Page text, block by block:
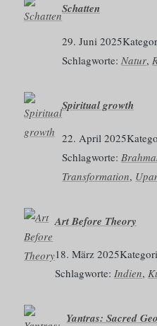
Schatten
29. Juni 2025
Schlagworte: Natur,
Spiritual growth
22. April 2025
Schlagworte:
Transformation,
Art Before Theory
18. März 2025
Schlagworte: Indien,
Yantras: Sacred